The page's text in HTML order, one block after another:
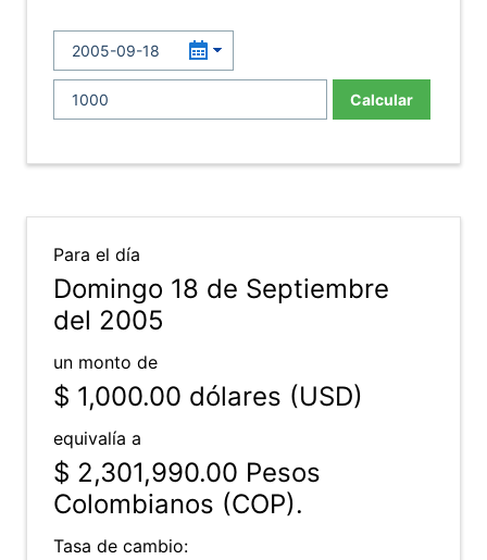
Calcular
Para el día
Domingo 18 de Septiembre
del 2005
un monto de
$ 1,000.00 dólares (USD)
equivalía a
$ 2,301,990.00 Pesos
Colombianos (COP).
Tasa de cambio: